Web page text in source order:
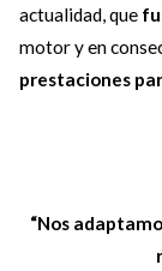
actualidad, que
motor y en
prestaciones
“Nos